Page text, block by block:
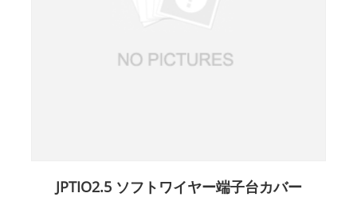
JPTIO2.5 ソフトワイヤー端子台カバー